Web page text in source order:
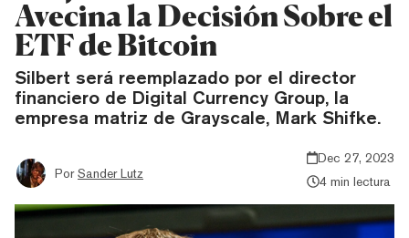
Avecina la Decisión Sobre el
ETF de Bitcoin
Silbert será reemplazado por el director
financiero de Digital Currency Group, la
empresa matriz de Grayscale, Mark Shifke.
Por Sander Lutz
Dec 27, 2023
4 min lectura